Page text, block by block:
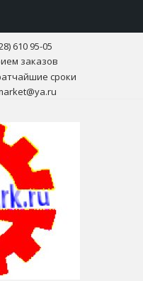
610 95-05
заказов
сроки